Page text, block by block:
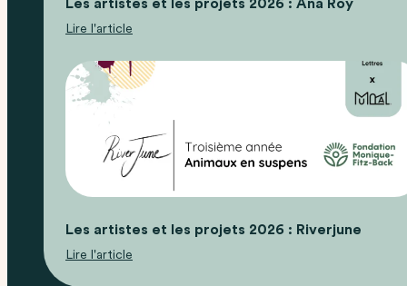
Lire l'article
Les artistes et les projets 2026 : Riverjune
Lire l'article